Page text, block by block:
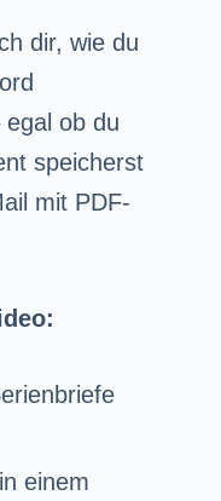
dir, wie du
ob du
speicherst
mit PDF-
einem